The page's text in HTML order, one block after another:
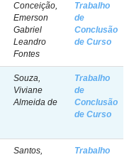
Conceição,
Emerson
Gabriel
Leandro
Fontes
Trabalho
de
Conclusão
de Curso
Souza,
Viviane
Almeida de
Trabalho
de
Conclusão
de Curso
Santos,
Trabalho